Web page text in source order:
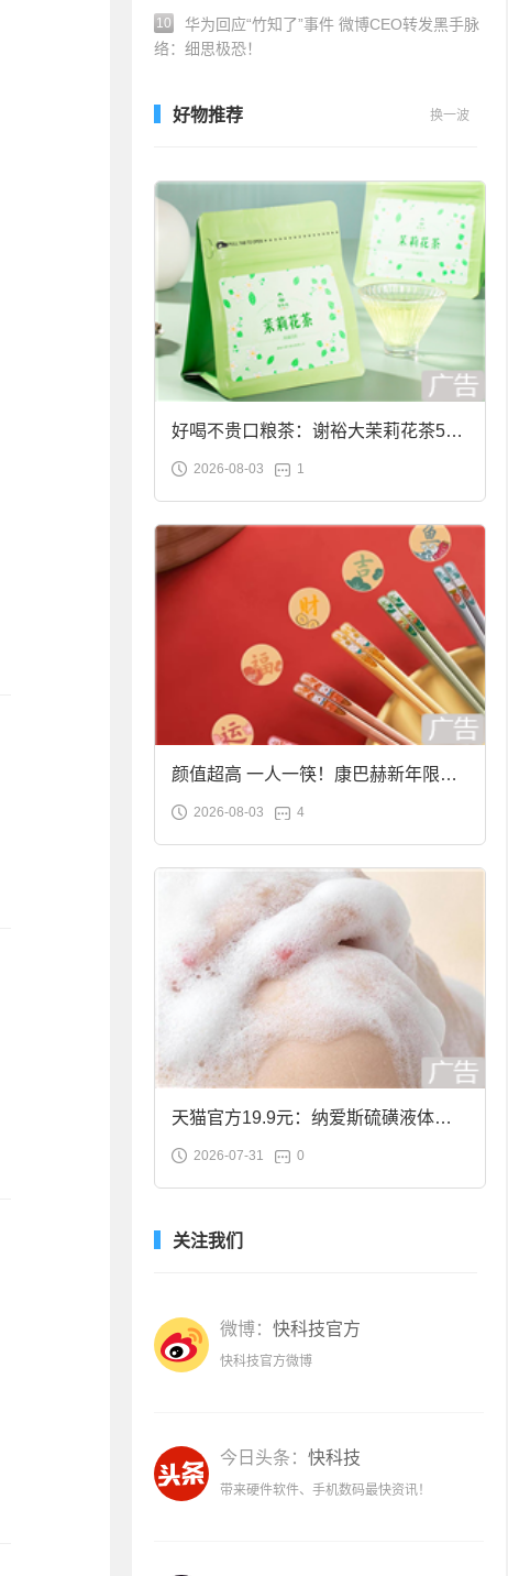
10
华为回应“竹知了”事件 微博CEO转发黑手脉
络：细思极恐！
好物推荐 换一波
好喝不贵口粮茶：谢裕大茉莉花茶50g
袋装9.9元到手
2026-08-03 1
颜值超高 一人一筷！康巴赫新年限定
合金筷子大促：19.9元
2026-08-03 4
天猫官方19.9元：纳爱斯硫磺液体香
皂2斤大促
2026-07-31 0
关注我们
微博： 快科技官方
快科技官方微博
今日头条： 快科技
带来硬件软件、手机数码最快资讯！